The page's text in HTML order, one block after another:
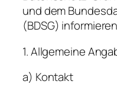
und dem
(BDSG)
1. Allgemeine
a) Kontakt